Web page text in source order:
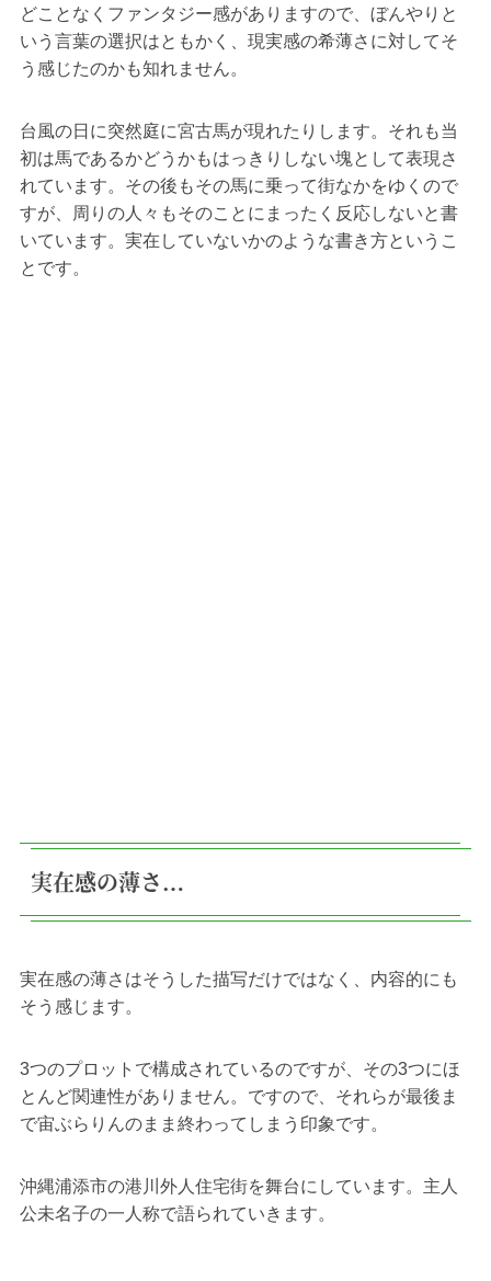
どことなくファンタジー感がありますので、ぼんやりと
いう言葉の選択はともかく、現実感の希薄さに対してそ
う感じたのかも知れません。
台風の日に突然庭に宮古馬が現れたりします。それも当
初は馬であるかどうかもはっきりしない塊として表現さ
れています。その後もその馬に乗って街なかをゆくので
すが、周りの人々もそのことにまったく反応しないと書
いています。実在していないかのような書き方というこ
とです。
実在感の薄さ…
実在感の薄さはそうした描写だけではなく、内容的にも
そう感じます。
3つのプロットで構成されているのですが、その3つにほ
とんど関連性がありません。ですので、それらが最後ま
で宙ぶらりんのまま終わってしまう印象です。
沖縄浦添市の港川外人住宅街を舞台にしています。主人
公未名子の一人称で語られていきます。